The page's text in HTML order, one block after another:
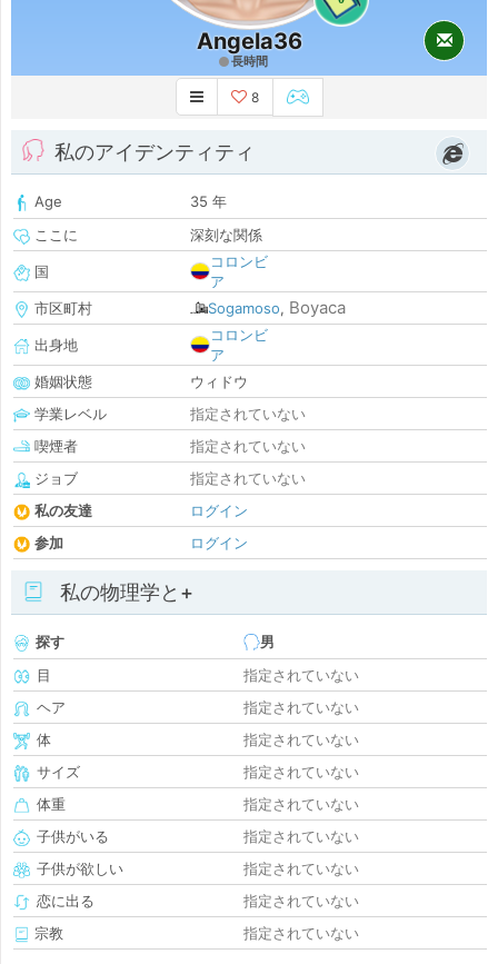
Angela36
長時間
8
私のアイデンティティ
Age
35 年
ここに
深刻な関係
国
コロンビ
ア
市区町村
Sogamoso, Boyaca
出身地
コロンビ
ア
婚姻状態
ウィドウ
学業レベル
指定されていない
喫煙者
指定されていない
ジョブ
指定されていない
私の友達
ログイン
参加
ログイン
私の物理学と+
探す
男
目
指定されていない
ヘア
指定されていない
体
指定されていない
サイズ
指定されていない
体重
指定されていない
子供がいる
指定されていない
子供が欲しい
指定されていない
恋に出る
指定されていない
宗教
指定されていない